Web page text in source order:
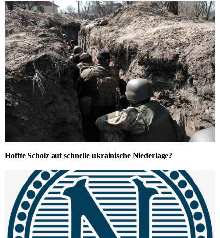
Hoffte Scholz auf schnelle ukrainische Niederlage?